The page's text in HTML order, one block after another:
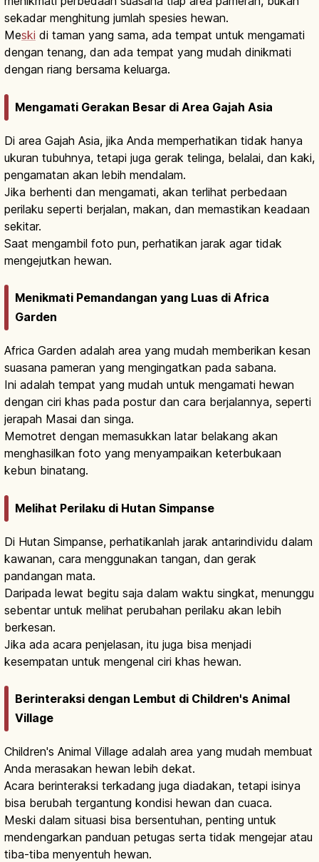
sekadar menghitung jumlah spesies hewan.
Meski di taman yang sama, ada tempat untuk mengamati
dengan tenang, dan ada tempat yang mudah dinikmati
dengan riang bersama keluarga.
Mengamati Gerakan Besar di Area Gajah Asia
Di area Gajah Asia, jika Anda memperhatikan tidak hanya
ukuran tubuhnya, tetapi juga gerak telinga, belalai, dan kaki,
pengamatan akan lebih mendalam.
Jika berhenti dan mengamati, akan terlihat perbedaan
perilaku seperti berjalan, makan, dan memastikan keadaan
sekitar.
Saat mengambil foto pun, perhatikan jarak agar tidak
mengejutkan hewan.
Menikmati Pemandangan yang Luas di Africa
Garden
Africa Garden adalah area yang mudah memberikan kesan
suasana pameran yang mengingatkan pada sabana.
Ini adalah tempat yang mudah untuk mengamati hewan
dengan ciri khas pada postur dan cara berjalannya, seperti
jerapah Masai dan singa.
Memotret dengan memasukkan latar belakang akan
menghasilkan foto yang menyampaikan keterbukaan
kebun binatang.
Melihat Perilaku di Hutan Simpanse
Di Hutan Simpanse, perhatikanlah jarak antarindividu dalam
kawanan, cara menggunakan tangan, dan gerak
pandangan mata.
Daripada lewat begitu saja dalam waktu singkat, menunggu
sebentar untuk melihat perubahan perilaku akan lebih
berkesan.
Jika ada acara penjelasan, itu juga bisa menjadi
kesempatan untuk mengenal ciri khas hewan.
Berinteraksi dengan Lembut di Children's Animal
Village
Children's Animal Village adalah area yang mudah membuat
Anda merasakan hewan lebih dekat.
Acara berinteraksi terkadang juga diadakan, tetapi isinya
bisa berubah tergantung kondisi hewan dan cuaca.
Meski dalam situasi bisa bersentuhan, penting untuk
mendengarkan panduan petugas serta tidak mengejar atau
tiba-tiba menyentuh hewan.